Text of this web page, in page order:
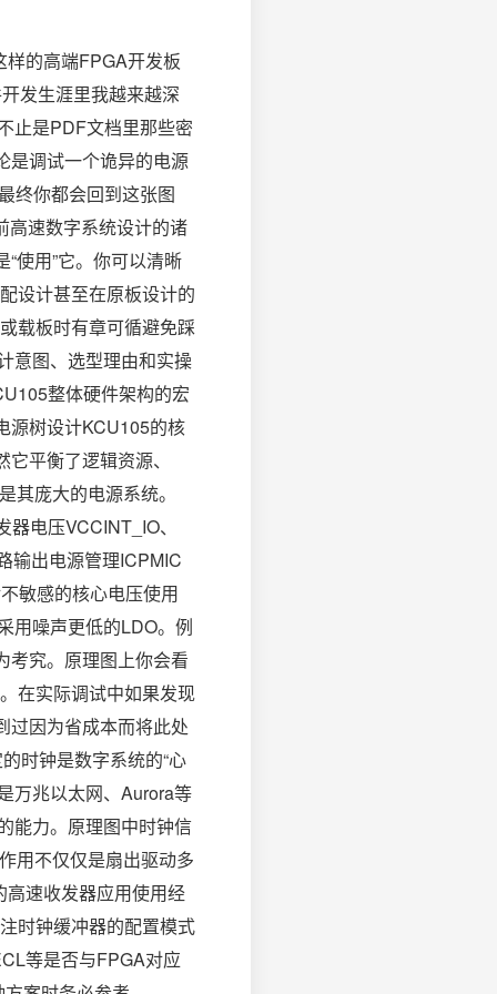
的高端FPGA开发板
发生涯里我越来越深
止是PDF文档里那些密
是调试一个诡异的电源
终你都会回到这张图
高速数字系统设计的诸
使用”它。你可以清晰
设计甚至在原板设计的
载板时有章可循避免踩
意图、选型理由和实操
整体硬件架构的宏
源树设计KCU105的核
平衡了逻辑资源、
庞大的电源系统。
电压VCCINT_IO、
输出电源管理ICPMIC
敏感的核心电压使用
用噪声更低的LDO。例
考究。原理图上你会看
在实际调试中如果发现
过因为省成本而将此处
时钟是数字系统的“心
万兆以太网、Aurora等
能力。原理图中时钟信
用不仅仅是扇出驱动多
速收发器应用使用经
时钟缓冲器的配置模式
等是否与FPGA对应